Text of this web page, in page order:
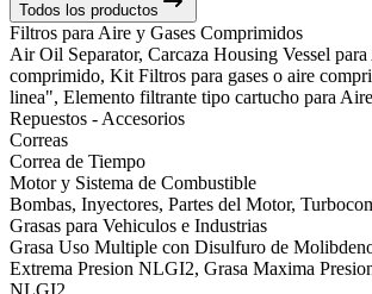
Todos los productos
Filtros para Aire y Gases Comprimidos
Air Oil Separator, Carcaza Housing Vessel
comprimido, Kit Filtros para gases o aire
linea", Elemento filtrante tipo cartucho para
Repuestos - Accesorios
Correas
Correa de Tiempo
Motor y Sistema de Combustible
Bombas, Inyectores, Partes del Motor,
Grasas para Vehiculos e Industrias
Grasa Uso Multiple con Disulfuro de
Extrema Presion NLGI2, Grasa Maxima